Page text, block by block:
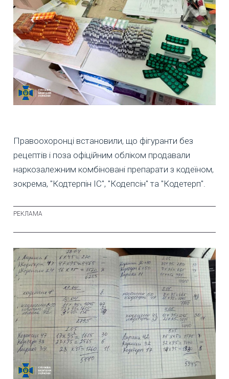
Правоохоронці встановили, що фігуранти без
рецептів і поза офіційним обліком продавали
наркозалежним комбіновані препарати з кодеїном,
зокрема, "Кодтерпін ІС", "Кодепсін" та "Кодетерп".